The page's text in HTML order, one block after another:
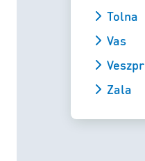
Tolna
Vas
Zala